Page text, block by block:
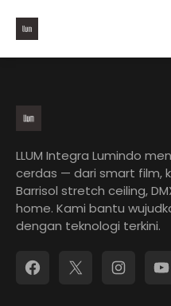
Film,
Ceiling
smart film official
LLUM Integra Lumindo
cerdas — dari smart film,
Barrisol stretch ceiling,
home. Kami bantu
dengan teknologi terkini.
Facebook
X